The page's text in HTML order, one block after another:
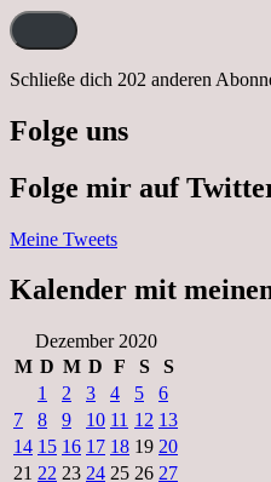
Adresse:
Schließe dich 202 anderen
Folge uns
Folge mir auf
Meine Tweets
Kalender mit
Dezember 2020
M D M D F S
S
1
2 3 4 5
6
7
8 9 10 11 12 13
14 15 16 17 18 19 20
21 22 23 24 25 26 27